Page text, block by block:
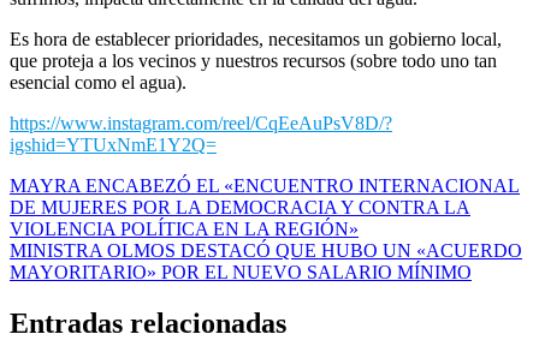
Es hora de establecer prioridades, necesitamos un gobierno local,
que proteja a los vecinos y nuestros recursos (sobre todo uno tan
esencial como el agua).
https://www.instagram.com/reel/CqEeAuPsV8D/?
igshid=YTUxNmE1Y2Q=
Navegación
de
entradas
MAYRA ENCABEZÓ EL «ENCUENTRO INTERNACIONAL
DE MUJERES POR LA DEMOCRACIA Y CONTRA LA
VIOLENCIA POLÍTICA EN LA REGIÓN»
MINISTRA OLMOS DESTACÓ QUE HUBO UN «ACUERDO
MAYORITARIO» POR EL NUEVO SALARIO MÍNIMO
Entradas relacionadas